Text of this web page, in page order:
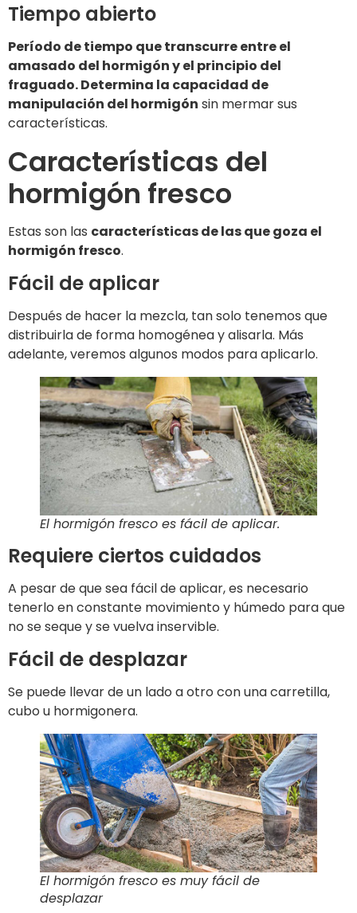
Tiempo abierto
Período de tiempo que transcurre entre el
amasado del hormigón y el principio del
fraguado. Determina la capacidad de
manipulación del hormigón sin mermar sus
características.
Características del
hormigón fresco
Estas son las características de las que goza el
hormigón fresco.
Fácil de aplicar
Después de hacer la mezcla, tan solo tenemos que
distribuirla de forma homogénea y alisarla. Más
adelante, veremos algunos modos para aplicarlo.
El hormigón fresco es fácil de aplicar.
Requiere ciertos cuidados
A pesar de que sea fácil de aplicar, es necesario
tenerlo en constante movimiento y húmedo para que
no se seque y se vuelva inservible.
Fácil de desplazar
Se puede llevar de un lado a otro con una carretilla,
cubo u hormigonera.
El hormigón fresco es muy fácil de
desplazar